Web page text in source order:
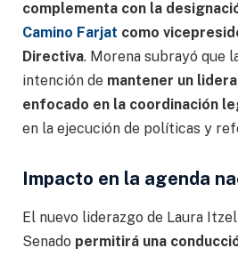
complementa con la
Camino Farjat como
Directiva. Morena subrayó que
intención de mantener un
enfocado en la coordinación
en la ejecución de políticas y
Impacto en la agenda
El nuevo liderazgo de Laura
Senado permitirá una